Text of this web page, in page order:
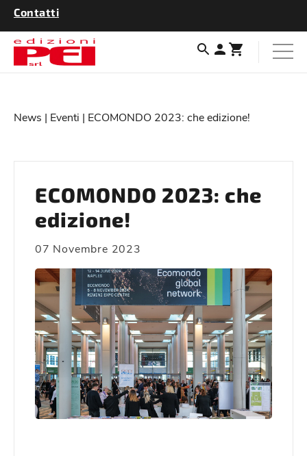
Contatti
News | Eventi | ECOMONDO 2023: che edizione!
ECOMONDO 2023: che
edizione!
07 Novembre 2023